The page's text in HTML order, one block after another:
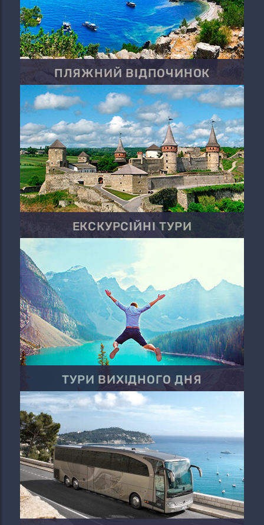
ПЛЯЖНИЙ ВІДПОЧИНОК
ЕКСКУРСІЙНІ ТУРИ
ТУРИ ВИХІДНОГО ДНЯ